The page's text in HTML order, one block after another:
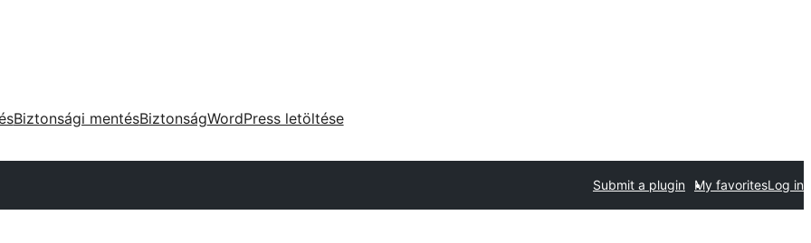
Biztonsági mentésBiztonságWordPress letöltése
Submit a plugin My favoritesLog in